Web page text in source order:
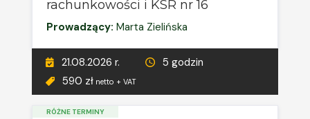
rachunkowości i KSR nr 16
Prowadzący: Marta Zielińska
21.08.2026 r.
5 godzin
590 zł netto + VAT
RÓŻNE TERMINY